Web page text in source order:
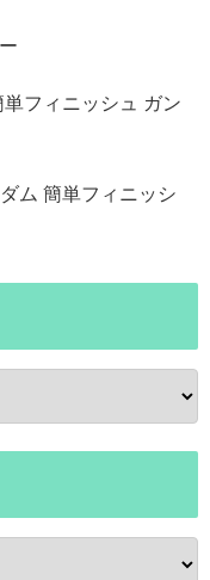
フィニッシュ ガン
ム 簡単フィニッシ